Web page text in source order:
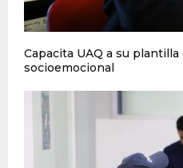
Capacita UAQ a su
socioemocional